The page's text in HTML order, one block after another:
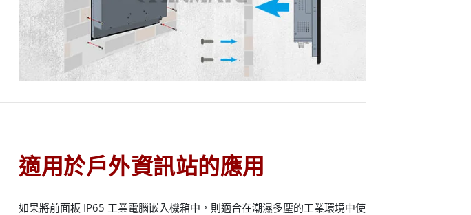
適用於戶外資訊站的應用
如果將前面板 IP65 工業電腦嵌入機箱中，則適合在潮濕多塵的工業環境中使